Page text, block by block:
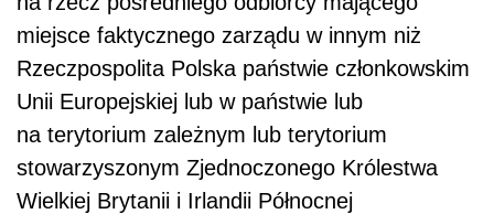
miejsce faktycznego zarządu w innym niż
Rzeczpospolita Polska państwie członkowskim
Unii Europejskiej lub w państwie lub
na terytorium zależnym lub terytorium
stowarzyszonym Zjednoczonego Królestwa
Wielkiej Brytanii i Irlandii Północnej